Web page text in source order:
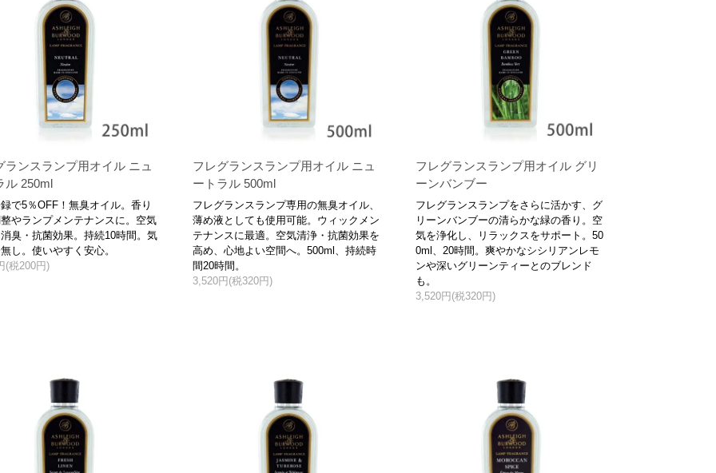
ランスランプ用オイル ニュ
ル 250ml
で5％OFF！無臭オイル。香り
やランプメンテナンスに。空気
臭・抗菌効果。持続10時間。気
し。使いやすく安心。
(税200円)
フレグランスランプ用オイル ニュ
ートラル 500ml
フレグランスランプ専用の無臭オイル、
薄め液としても使用可能。ウィックメン
テナンスに最適。空気清浄・抗菌効果を
高め、心地よい空間へ。500ml、持続時
間20時間。
3,520円(税320円)
フレグランスランプ用オイル グリ
ーンバンブー
フレグランスランプをさらに活かす、グ
リーンバンブーの清らかな緑の香り。空
気を浄化し、リラックスをサポート。50
0ml、20時間。爽やかなシシリアンレモ
ンや深いグリーンティーとのブレンド
も。
3,520円(税320円)